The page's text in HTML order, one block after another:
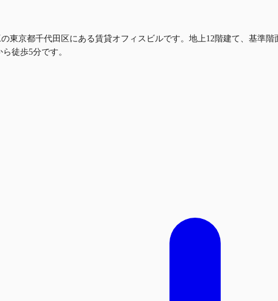
東京都千代田区にある賃貸オフィスビルです。地上12階建て、基準
徒歩5分です。